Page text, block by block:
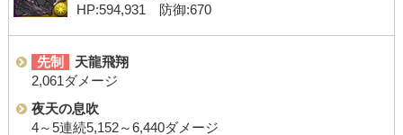
HP:594,931 防御:670
先制
天龍飛翔
2,061ダメージ
夜天の息吹
4～5連続5,152～6,440ダメージ